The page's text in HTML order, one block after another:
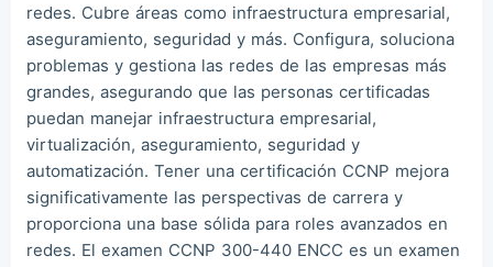
Dan*** 2026/08/08 order CCNP ***
redes. Cubre áreas como infraestructura empresarial,
aseguramiento, seguridad y más. Configura, soluciona
problemas y gestiona las redes de las empresas más
grandes, asegurando que las personas certificadas
puedan manejar infraestructura empresarial,
virtualización, aseguramiento, seguridad y
automatización. Tener una certificación CCNP mejora
significativamente las perspectivas de carrera y
proporciona una base sólida para roles avanzados en
redes. El examen CCNP 300-440 ENCC es un examen